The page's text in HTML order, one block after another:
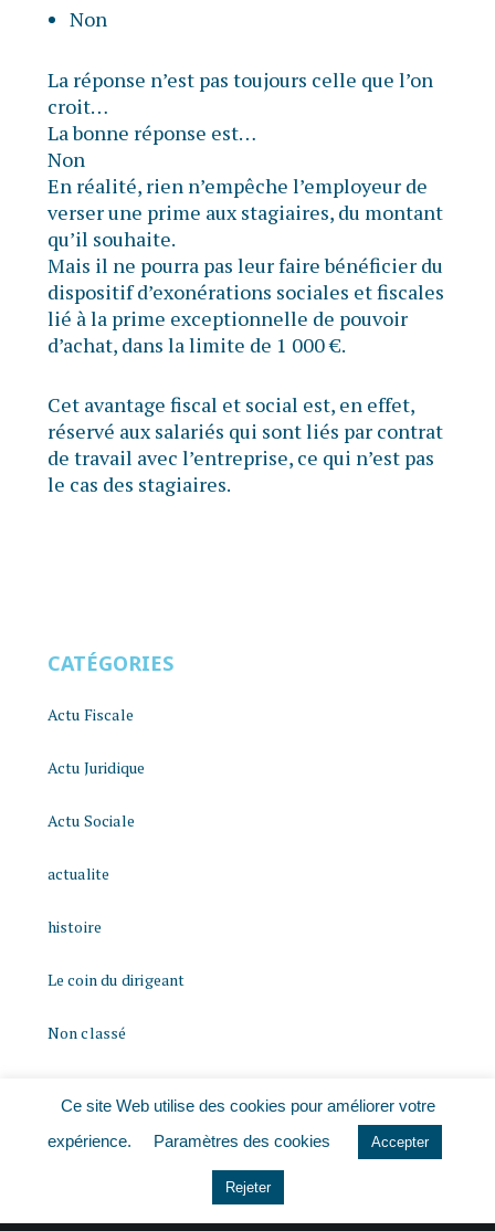
Non
La réponse n’est pas toujours celle que l’on
croit…
La bonne réponse est…
Non
En réalité, rien n’empêche l’employeur de
verser une prime aux stagiaires, du montant
qu’il souhaite.
Mais il ne pourra pas leur faire bénéficier du
dispositif d’exonérations sociales et fiscales
lié à la prime exceptionnelle de pouvoir
d’achat, dans la limite de 1 000 €.
Cet avantage fiscal et social est, en effet,
réservé aux salariés qui sont liés par contrat
de travail avec l’entreprise, ce qui n’est pas
le cas des stagiaires.
CATÉGORIES
Actu Fiscale
Actu Juridique
Actu Sociale
actualite
histoire
Le coin du dirigeant
Non classé
Ce site Web utilise des cookies pour améliorer votre
expérience.
Paramètres des cookies Accepter
Rejeter